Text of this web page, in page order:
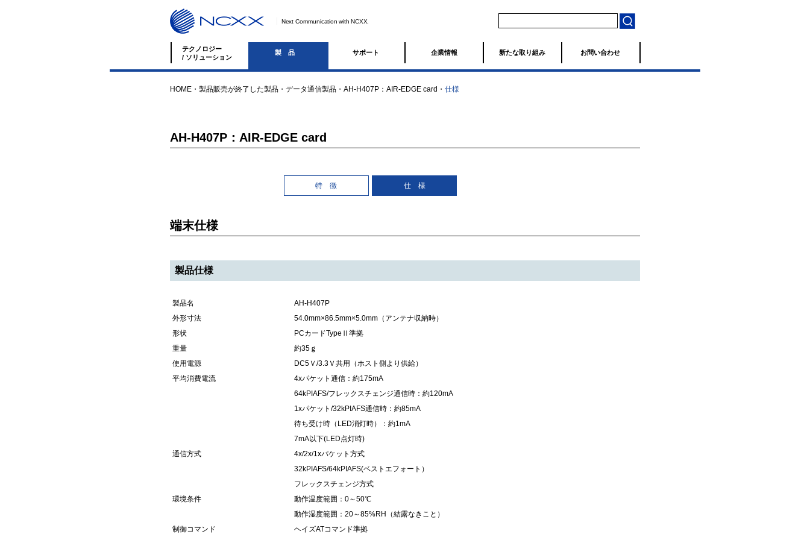
Next Communication with NCXX.
テクノロジー
/ ソリューション
製品 サポート 企業情報 新たな取り組み お問い合わせ
HOME ・ 製品販売が終了した製品 ・ データ通信製品 ・ AH-H407P：AIR-EDGE card ・ 仕様
AH-H407P：AIR-EDGE card
特 徴 仕 様
端末仕様
製品仕様
製品名
AH-H407P
外形寸法
54.0mm×86.5mm×5.0mm（アンテナ収納時）
形状
PCカードTypeⅡ準拠
重量
約35ｇ
使用電源
DC5Ｖ/3.3Ｖ共用（ホスト側より供給）
平均消費電流
4xパケット通信：約175mA
64kPIAFS/フレックスチェンジ通信時：約120mA
1xパケット/32kPIAFS通信時：約85mA
待ち受け時（LED消灯時）：約1mA
7mA以下(LED点灯時)
通信方式
4x/2x/1xパケット方式
32kPIAFS/64kPIAFS(ベストエフォート）
フレックスチェンジ方式
環境条件
動作温度範囲：0～50℃
動作湿度範囲：20～85%RH（結露なきこと）
制御コマンド
ヘイズATコマンド準拠